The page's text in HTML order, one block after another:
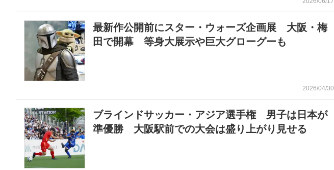
最新作公開前にスター・ウォーズ企画展 大阪・梅
田で開幕 等身大展示や巨大グローグーも
2026/04/30
ブラインドサッカー・アジア選手権 男子は日本が
準優勝 大阪駅前での大会は盛り上がり見せる